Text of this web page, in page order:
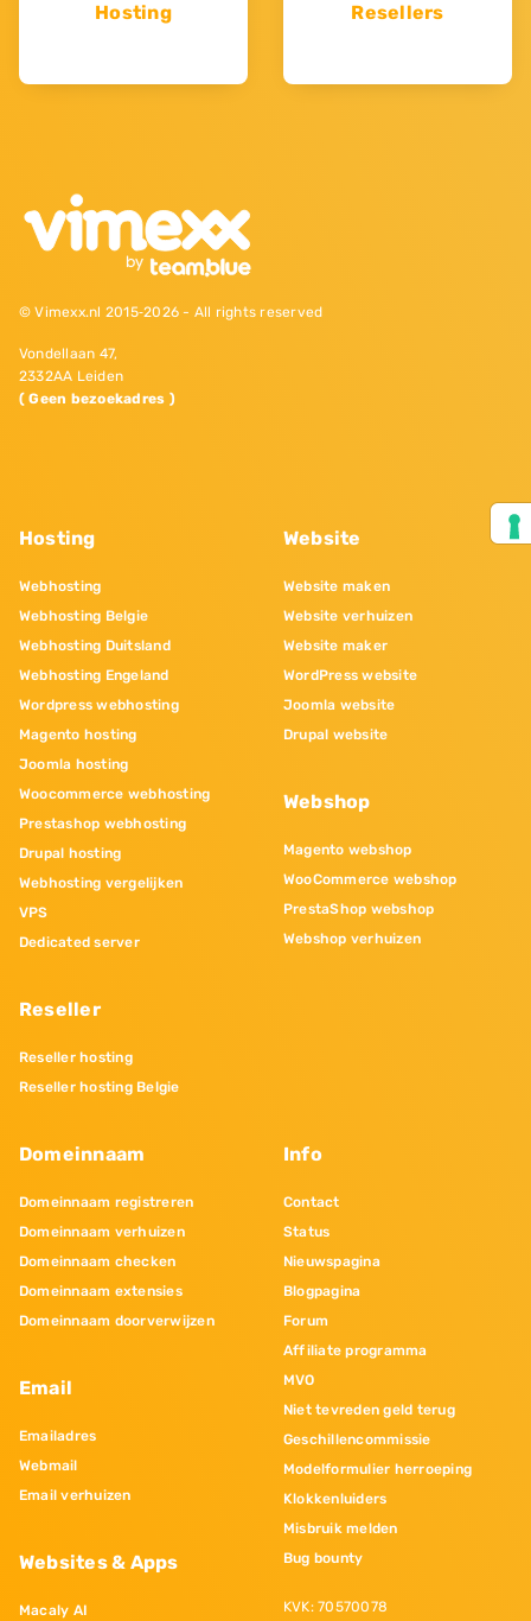
Hosting Resellers
© Vimexx.nl 2015‐2026 - All rights reserved
Vondellaan 47,
2332AA Leiden
( Geen bezoekadres )
Hosting
Webhosting
Webhosting Belgie
Webhosting Duitsland
Webhosting Engeland
Wordpress webhosting
Magento hosting
Joomla hosting
Woocommerce webhosting
Prestashop webhosting
Drupal hosting
Webhosting vergelijken
VPS
Dedicated server
Reseller
Reseller hosting
Reseller hosting Belgie
Website
Website maken
Website verhuizen
Website maker
WordPress website
Joomla website
Drupal website
Webshop
Magento webshop
WooCommerce webshop
PrestaShop webshop
Webshop verhuizen
Domeinnaam
Domeinnaam registreren
Domeinnaam verhuizen
Domeinnaam checken
Domeinnaam extensies
Domeinnaam doorverwijzen
Email
Emailadres
Webmail
Email verhuizen
Websites & Apps
Macaly AI
Info
Contact
Status
Nieuwspagina
Blogpagina
Forum
Affiliate programma
MVO
Niet tevreden geld terug
Geschillencommissie
Modelformulier herroeping
Klokkenluiders
Misbruik melden
Bug bounty
KVK: 70570078